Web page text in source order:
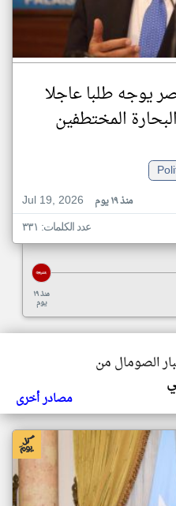
يوجه طلبا عاجلا
المختطفين
Jul 19, 2026
منذ ١٩ يوم
عدد الكلمات: ٣٣١
منذ ١٩
يوم
الصومال من
مصادر أخرى